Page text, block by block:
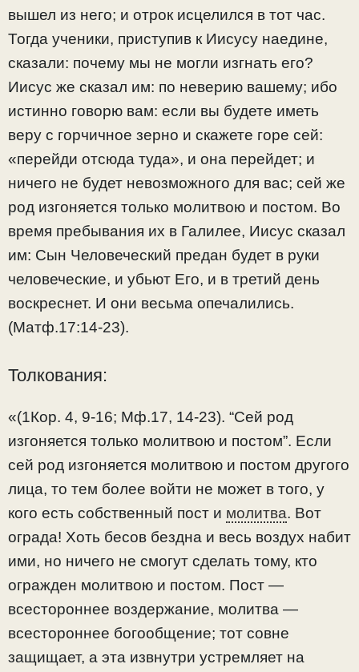
вышел из него; и отрок исцелился в тот час.
Тогда ученики, приступив к Иисусу наедине,
сказали: почему мы не могли изгнать его?
Иисус же сказал им: по неверию вашему; ибо
истинно говорю вам: если вы будете иметь
веру с горчичное зерно и скажете горе сей:
«перейди отсюда туда», и она перейдет; и
ничего не будет невозможного для вас; сей же
род изгоняется только молитвою и постом. Во
время пребывания их в Галилее, Иисус сказал
им: Сын Человеческий предан будет в руки
человеческие, и убьют Его, и в третий день
воскреснет. И они весьма опечалились.
(Матф.17:14-23).
Толкования:
«(1Кор. 4, 9-16; Мф.17, 14-23). “Сей род
изгоняется только молитвою и постом”. Если
сей род изгоняется молитвою и постом другого
лица, то тем более войти не может в того, у
кого есть собственный пост и молитва. Вот
ограда! Хоть бесов бездна и весь воздух набит
ими, но ничего не смогут сделать тому, кто
огражден молитвою и постом. Пост —
всестороннее воздержание, молитва —
всестороннее богообщение; тот совне
защищает, а эта извнутри устремляет на